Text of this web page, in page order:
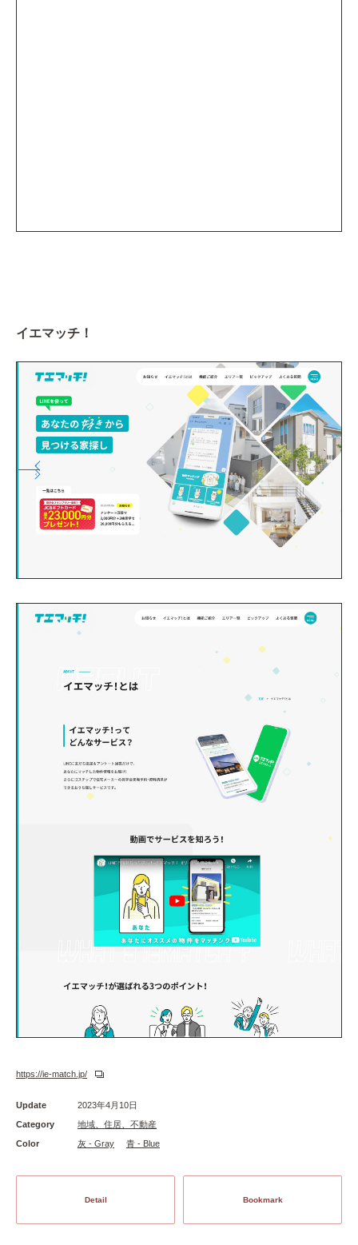
イエマッチ！
https://ie-match.jp/
Update
2023年4月10日
Category
地域、住居、不動産
Color
灰 - Gray 青 - Blue
Detail Bookmark